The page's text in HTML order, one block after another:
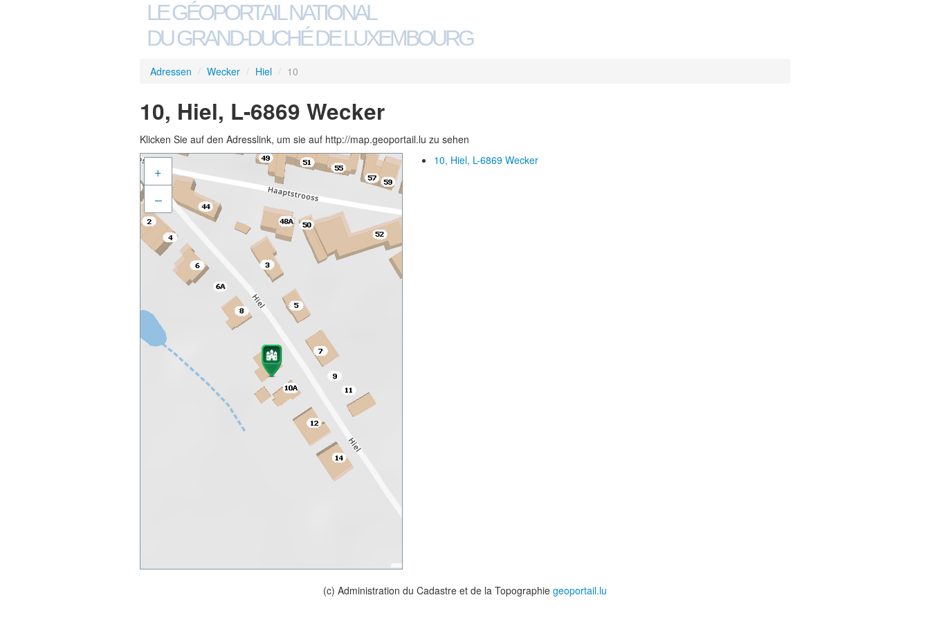
LE GÉOPORTAIL NATIONAL
DU GRAND-DUCHÉ DE LUXEMBOURG
Adressen / Wecker / Hiel / 10
10, Hiel, L-6869 Wecker
Klicken Sie auf den Adresslink, um sie auf http://map.geoportail.lu zu sehen
+
–
10, Hiel, L-6869 Wecker
(c) Administration du Cadastre et de la Topographie geoportail.lu